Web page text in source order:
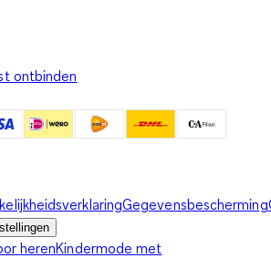
ontbinden
Gegevensbescherming
herenKindermode met